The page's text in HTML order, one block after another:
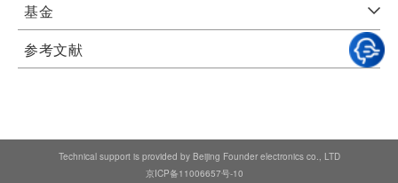
基金
参考文献
Technical support is provided by Beijing Founder electronics co., LTD
京ICP备11006657号-10